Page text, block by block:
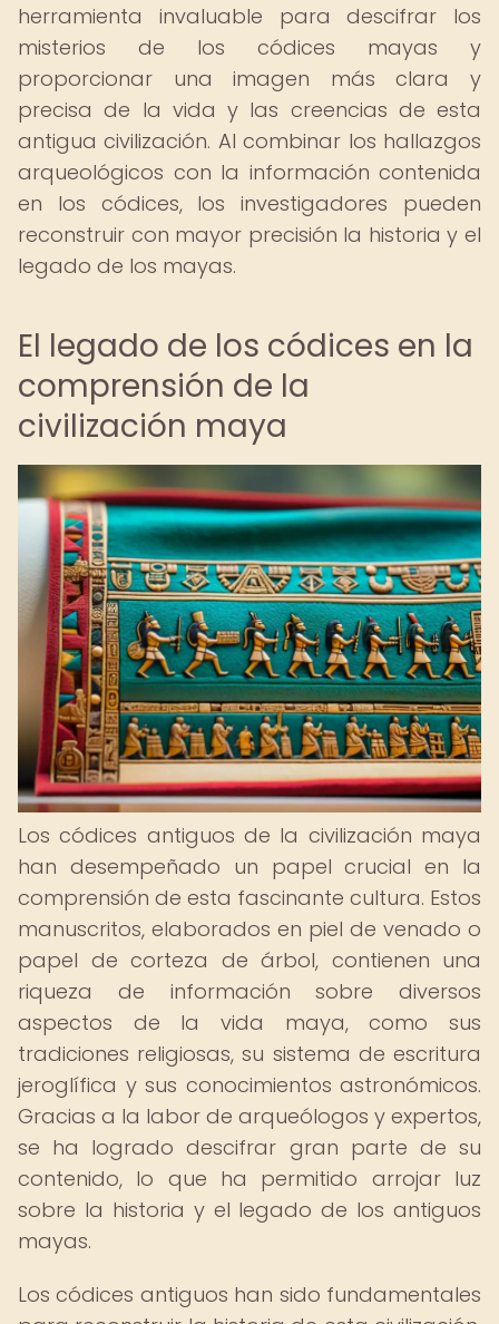
herramienta invaluable para descifrar los
misterios de los códices mayas y
proporcionar una imagen más clara y
precisa de la vida y las creencias de esta
antigua civilización. Al combinar los hallazgos
arqueológicos con la información contenida
en los códices, los investigadores pueden
reconstruir con mayor precisión la historia y el
legado de los mayas.
El legado de los códices en la
comprensión de la
civilización maya
Los códices antiguos de la civilización maya
han desempeñado un papel crucial en la
comprensión de esta fascinante cultura. Estos
manuscritos, elaborados en piel de venado o
papel de corteza de árbol, contienen una
riqueza de información sobre diversos
aspectos de la vida maya, como sus
tradiciones religiosas, su sistema de escritura
jeroglífica y sus conocimientos astronómicos.
Gracias a la labor de arqueólogos y expertos,
se ha logrado descifrar gran parte de su
contenido, lo que ha permitido arrojar luz
sobre la historia y el legado de los antiguos
mayas.
Los códices antiguos han sido fundamentales